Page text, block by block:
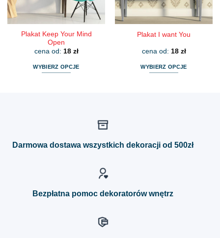
stronie
produktu
stronie
produktu
Plakat Keep Your Mind
Open
cena od: 18 zł
WYBIERZ OPCJE
Plakat I want You
cena od: 18 zł
WYBIERZ OPCJE
można
Darmowa dostawa wszystkich dekoracji od 500zł
Bezpłatna pomoc dekoratorów wnętrz